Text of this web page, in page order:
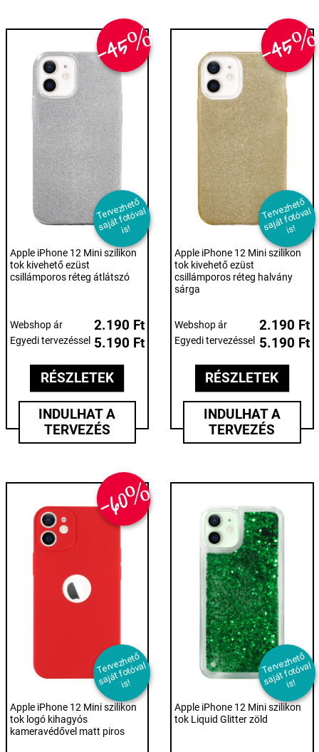
-45%
T
er
v
e
z
h
et
ő
s
aj
át f
ot
ó
v
al
i
s!
Apple iPhone 12 Mini szilikon
tok kivehető ezüst
csillámporos réteg átlátszó
Webshop ár 2.190 Ft
Egyedi tervezéssel 5.190 Ft
RÉSZLETEK
INDULHAT A
TERVEZÉS
-
T
er
v
e
z
h
et
ő
s
aj
át f
ot
ó
v
al
i
s!
Apple iPhone 12 Mini szilikon
tok kivehető ezüst
csillámporos réteg halvány
sárga
Webshop ár 2.190 Ft
Egyedi tervezéssel 5.190 Ft
RÉSZLETEK
INDULHAT A
TERVEZÉS
-60%
T
er
v
e
z
h
et
ő
s
aj
át f
ot
ó
v
al
i
s!
Apple iPhone 12 Mini szilikon
tok logó kihagyós
kameravédővel matt piros
T
er
v
e
z
h
et
ő
s
aj
át f
ot
ó
v
al
i
s!
Apple iPhone 12 Mini szilikon
tok Liquid Glitter zöld